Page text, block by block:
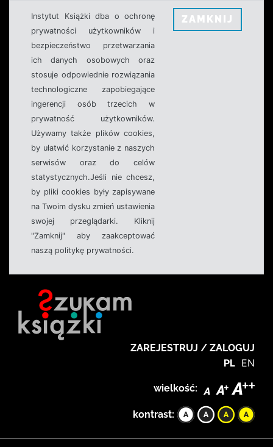
Instytut Książki dba o ochronę
prywatności użytkowników i
bezpieczeństwo przetwarzania
ich danych osobowych oraz
stosuje odpowiednie rozwiązania
technologiczne zapobiegające
ingerencji osób trzecich w
prywatność użytkowników.
Używamy także plików cookies,
by ułatwić korzystanie z naszych
serwisów oraz do celów
statystycznych.Jeśli nie chcesz,
by pliki cookies były zapisywane
na Twoim dysku zmień ustawienia
swojej przeglądarki. Kliknij
"Zamknij" aby zaakceptować
naszą politykę prywatności.
ZAMKNIJ
ZAREJESTRUJ / ZALOGUJ
PL EN
wielkość:
kontrast: